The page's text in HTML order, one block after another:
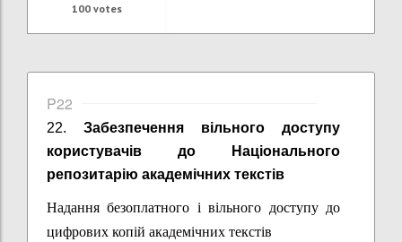
100 votes
P22
22. Забезпечення вільного доступу
користувачів до Національного
репозитарію академічних текстів
Надання безоплатного і вільного доступу до
цифрових копій академічних текстів